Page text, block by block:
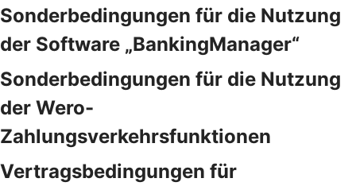
Sonderbedingungen für die Nutzung
der Software „BankingManager“
Sonderbedingungen für die Nutzung
der Wero-
Zahlungsverkehrsfunktionen
Vertragsbedingungen für